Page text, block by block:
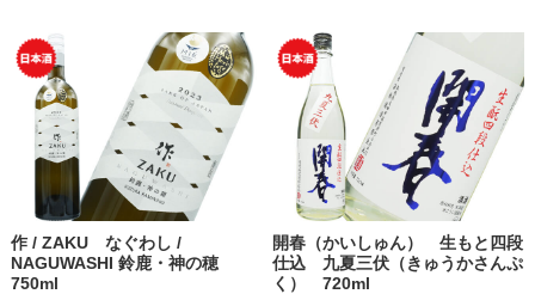
作 / ZAKU なぐわし /
NAGUWASHI 鈴鹿・神の穂
750ml
開春（かいしゅん） 生もと四段
仕込 九夏三伏（きゅうかさんぷ
く） 720ml